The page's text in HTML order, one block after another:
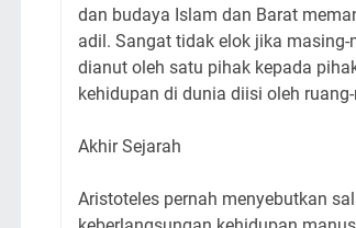
dan budaya Islam dan Barat
adil. Sangat tidak elok jika
dianut oleh satu pihak kepada
kehidupan di dunia diisi oleh
Akhir Sejarah
Aristoteles pernah menyebutkan